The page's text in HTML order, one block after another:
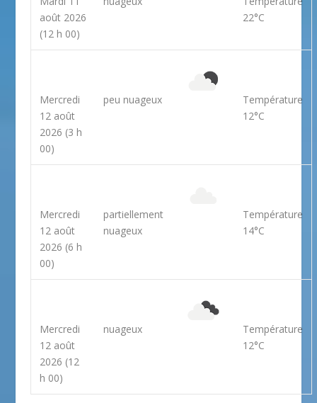
août 2026
(12 h 00)
22°C
Mercredi
12 août
2026 (3 h
00)
peu nuageux
Température
12°C
Mercredi
12 août
2026 (6 h
00)
partiellement
nuageux
Température
14°C
Mercredi
12 août
2026 (12
h 00)
nuageux
Température
12°C